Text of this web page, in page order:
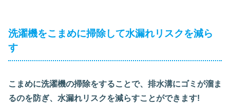
洗濯機をこまめに掃除して水漏れリスクを減ら
す
こまめに洗濯機の掃除をすることで、排水溝にゴミが溜ま
るのを防ぎ、水漏れリスクを減らすことができます!